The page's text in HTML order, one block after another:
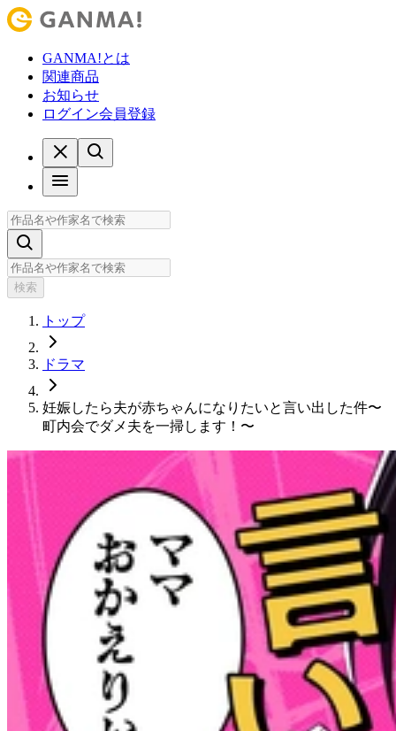
GANMA!とは
関連商品
お知らせ
ログイン会員登録
検索
トップ
ドラマ
妊娠したら夫が赤ちゃんになりたいと言い出した件〜
町内会でダメ夫を一掃します！〜